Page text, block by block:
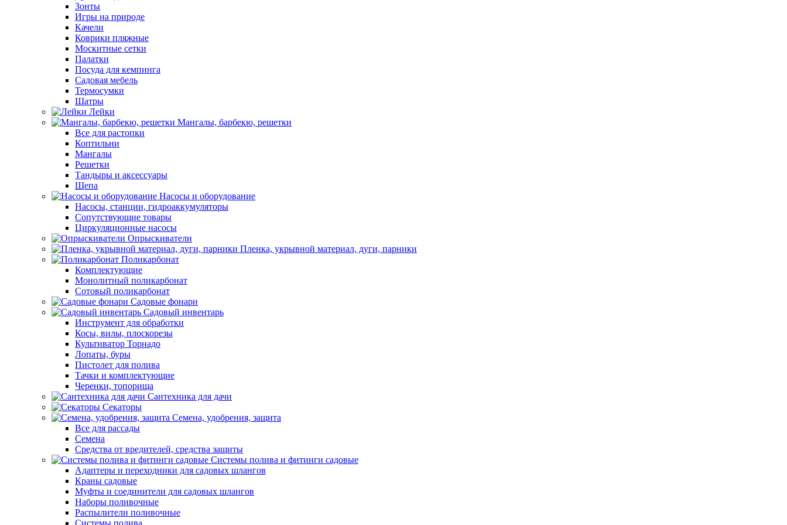
Зонты
Игры на природе
Качели
Коврики пляжные
Москитные сетки
Палатки
Посуда для кемпинга
Садовая мебель
Термосумки
Шатры
Лейки
Мангалы, барбекю, решетки
Все для растопки
Коптильни
Мангалы
Решетки
Тандыры и аксессуары
Щепа
Насосы и оборудование
Насосы, станции, гидроаккумуляторы
Сопутствующие товары
Циркуляционные насосы
Опрыскиватели
Пленка, укрывной материал, дуги, парники
Поликарбонат
Комплектующие
Монолитный поликарбонат
Сотовый поликарбонат
Садовые фонари
Садовый инвентарь
Инструмент для обработки
Косы, вилы, плоскорезы
Культиватор Торнадо
Лопаты, буры
Пистолет для полива
Тачки и комплектующие
Черенки, топорища
Сантехника для дачи
Секаторы
Семена, удобрения, защита
Все для рассады
Семена
Средства от вредителей, средства защиты
Системы полива и фитинги садовые
Адаптеры и переходники для садовых шлангов
Краны садовые
Муфты и соединители для садовых шлангов
Наборы поливочные
Распылители поливочные
Системы полива